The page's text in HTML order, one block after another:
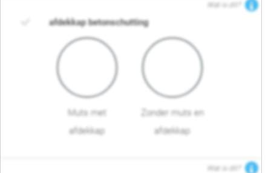
Wat is dit?
afdekkap betonschutting
Muts met
afdekkap
Zonder muts en
afdekkap
Wat is dit?